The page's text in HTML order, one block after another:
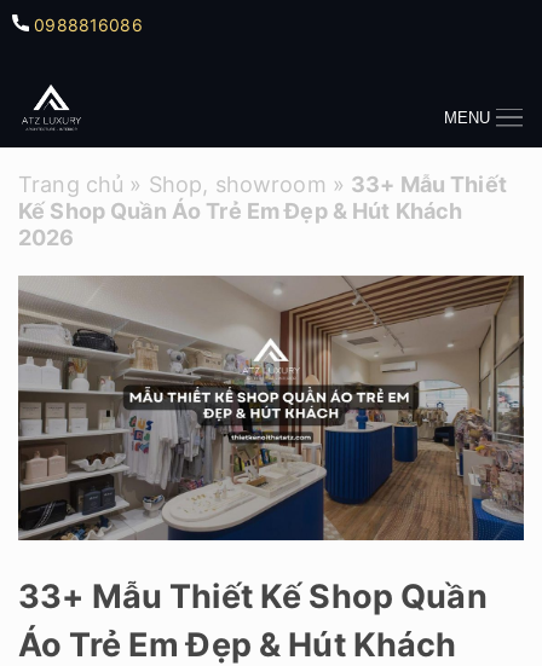
0988816086
MENU
Trang chủ » Shop, showroom » 33+ Mẫu Thiết
Kế Shop Quần Áo Trẻ Em Đẹp & Hút Khách
2026
33+ Mẫu Thiết Kế Shop Quần
Áo Trẻ Em Đẹp & Hút Khách